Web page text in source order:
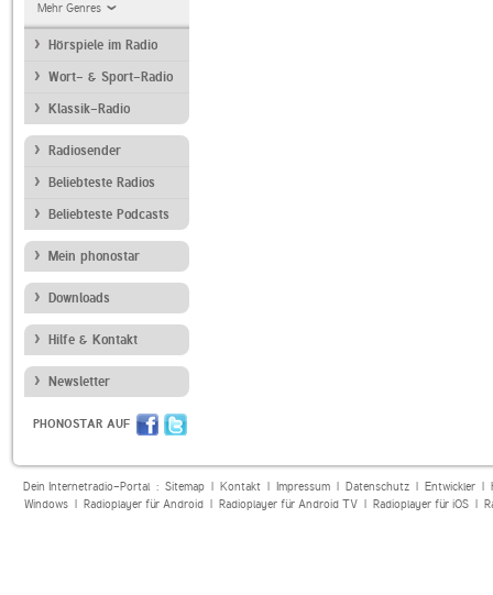
Mehr Genres
Hörspiele im Radio
Wort- & Sport-Radio
Klassik-Radio
Radiosender
Beliebteste Radios
Beliebteste Podcasts
Mein phonostar
Downloads
Hilfe & Kontakt
Newsletter
PHONOSTAR AUF
Dein Internetradio-Portal : Sitemap| Kontakt| Impressum| Datenschutz| Entwickler|
Windows| Radioplayer für Android| Radioplayer für Android TV| Radioplayer für iOS|